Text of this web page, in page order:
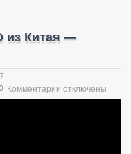
из Китая —
Комментарии к
записи
отключены